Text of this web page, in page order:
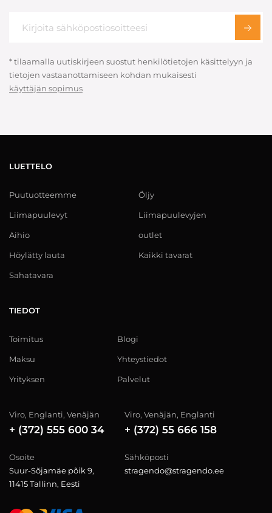
* tilaamalla uutiskirjeen suostut henkilötietojen käsittelyyn ja
tietojen vastaanottamiseen kohdan mukaisesti
käyttäjän sopimus
LUETTELO
Puutuotteemme
Liimapuulevyt
Aihio
Höylätty lauta
Sahatavara
Öljy
Liimapuulevyjen
outlet
Kaikki tavarat
TIEDOT
Toimitus
Maksu
Yrityksen
Blogi
Yhteystiedot
Palvelut
Viro, Englanti, Venäjän
+ (372) 555 600 34
Viro, Venäjän, Englanti
+ (372) 55 666 158
Osoite
Suur-Sõjamäe põik 9,
11415 Tallinn, Eesti
Sähköposti
stragendo@stragendo.ee